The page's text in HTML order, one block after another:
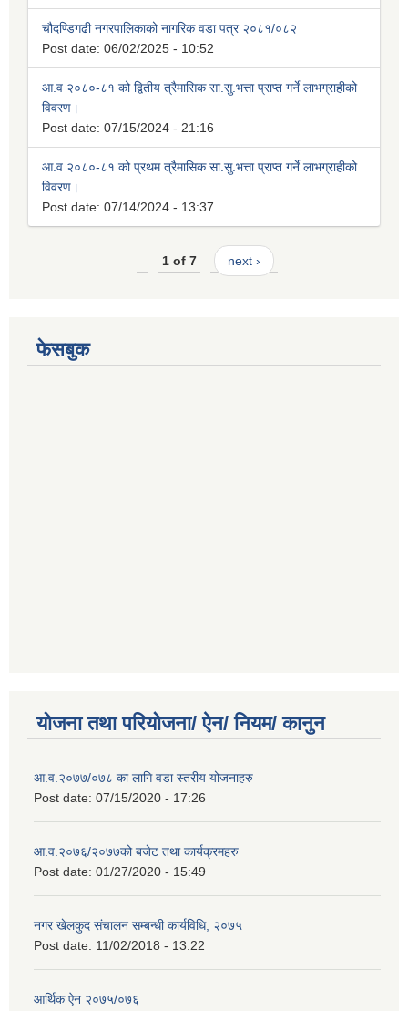
चौदण्डिगढी नगरपालिकाको नागरिक वडा पत्र २०८१/०८२
Post date: 06/02/2025 - 10:52
आ.व २०८०-८१ को द्वितीय त्रैमासिक सा.सु.भत्ता प्राप्त गर्ने लाभग्राहीको
विवरण।
Post date: 07/15/2024 - 21:16
आ.व २०८०-८१ को प्रथम त्रैमासिक सा.सु.भत्ता प्राप्त गर्ने लाभग्राहीको
विवरण।
Post date: 07/14/2024 - 13:37
1 of 7 next ›
फेसबुक
योजना तथा परियोजना/ ऐन/ नियम/ कानुन
आ.व.२०७७/०७८ का लागि वडा स्तरीय योजनाहरु
Post date: 07/15/2020 - 17:26
आ.व.२०७६/२०७७को बजेट तथा कार्यक्रमहरु
Post date: 01/27/2020 - 15:49
नगर खेलकुद संचालन सम्बन्धी कार्यविधि, २०७५
Post date: 11/02/2018 - 13:22
आर्थिक ऐन २०७५/०७६